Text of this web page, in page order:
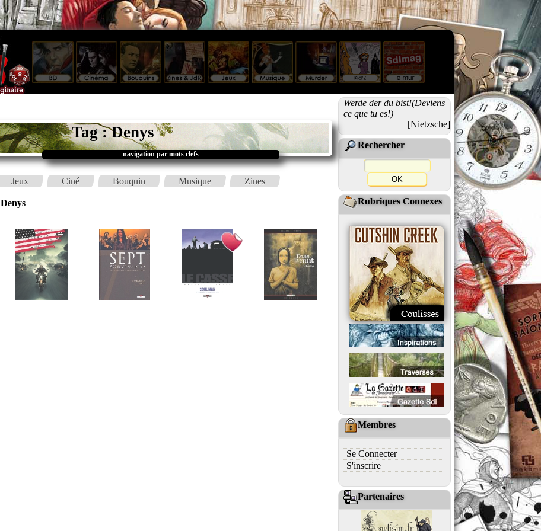
Tag : Denys
navigation par mots clefs
Jeux Ciné Bouquin Musique Zines
Denys
Werde der du bist!(Deviens
ce que tu es!)
[Nietzsche]
Rechercher
Rubriques Connexes
Membres
Se Connecter
S'inscrire
Partenaires